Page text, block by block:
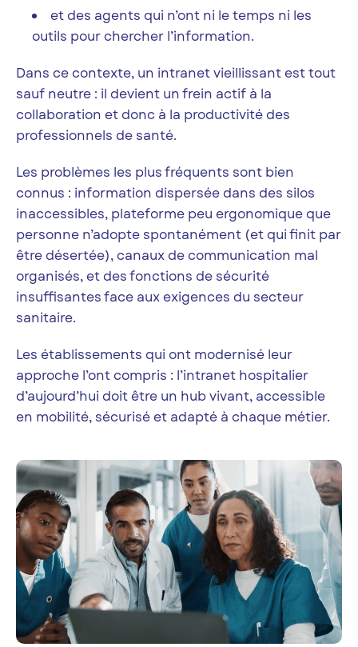
et des agents qui n’ont ni le temps ni les
outils pour chercher l’information.
Dans ce contexte, un intranet vieillissant est tout
sauf neutre : il devient un frein actif à la
collaboration et donc à la productivité des
professionnels de santé.
Les problèmes les plus fréquents sont bien
connus : information dispersée dans des silos
inaccessibles, plateforme peu ergonomique que
personne n’adopte spontanément (et qui finit par
être désertée), canaux de communication mal
organisés, et des fonctions de sécurité
insuffisantes face aux exigences du secteur
sanitaire.
Les établissements qui ont modernisé leur
approche l’ont compris : l’intranet hospitalier
d’aujourd’hui doit être un hub vivant, accessible
en mobilité, sécurisé et adapté à chaque métier.